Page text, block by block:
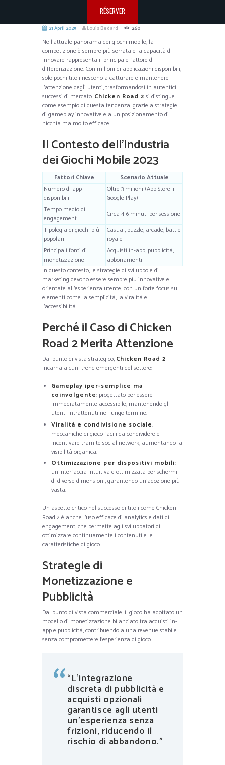
RÉSERVER
21 April 2025 Louis Bedard 260
Nell’attuale panorama dei giochi mobile, la
competizione è sempre più serrata e la capacità di
innovare rappresenta il principale fattore di
differenziazione. Con milioni di applicazioni disponibili,
solo pochi titoli riescono a catturare e mantenere
l’attenzione degli utenti, trasformandosi in autentici
successi di mercato. Chicken Road 2 si distingue
come esempio di questa tendenza, grazie a strategie
di gameplay innovative e a un posizionamento di
nicchia ma molto efficace.
Il Contesto dell’Industria
dei Giochi Mobile 2023
Fattori Chiave
Scenario Attuale
Numero di app
disponibili
Oltre 3 milioni (App Store +
Google Play)
Tempo medio di
engagement
Circa 4-6 minuti per sessione
Tipologia di giochi più
popolari
Casual, puzzle, arcade, battle
royale
Principali fonti di
monetizzazione
Acquisti in-app, pubblicità,
abbonamenti
In questo contesto, le strategie di sviluppo e di
marketing devono essere sempre più innovative e
orientate all’esperienza utente, con un forte focus su
elementi come la semplicità, la viralità e
l’accessibilità.
Perché il Caso di Chicken
Road 2 Merita Attenzione
Dal punto di vista strategico, Chicken Road 2
incarna alcuni trend emergenti del settore:
Gameplay iper-semplice ma
coinvolgente: progettato per essere
immediatamente accessibile, mantenendo gli
utenti intrattenuti nel lungo termine.
Viralità e condivisione sociale:
meccaniche di gioco facili da condividere e
incentivare tramite social network, aumentando la
visibilità organica.
Ottimizzazione per dispositivi mobili:
un’interfaccia intuitiva e ottimizzata per schermi
di diverse dimensioni, garantendo un’adozione più
vasta.
Un aspetto critico nel successo di titoli come Chicken
Road 2 è anche l’uso efficace di analytics e dati di
engagement, che permette agli sviluppatori di
ottimizzare continuamente i contenuti e le
caratteristiche di gioco.
Strategie di
Monetizzazione e
Pubblicità
Dal punto di vista commerciale, il gioco ha adottato un
modello di monetizzazione bilanciato tra acquisti in-
app e pubblicità, contribuendo a una revenue stabile
senza compromettere l’esperienza di gioco:
“L’integrazione
discreta di pubblicità e
acquisti opzionali
garantisce agli utenti
un’esperienza senza
frizioni, riducendo il
rischio di abbandono.”